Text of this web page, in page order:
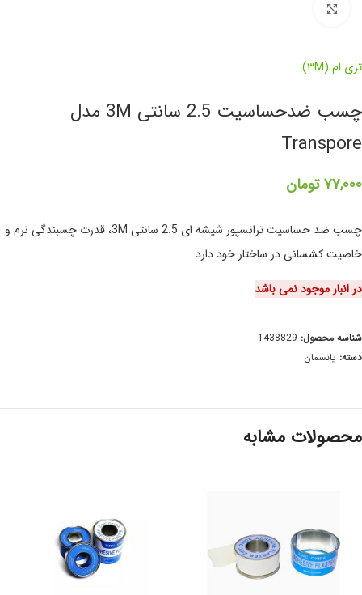
تری ام (۳M)
چسب ضدحساسیت 2.5 سانتی 3M مدل
Transpore
۷۷,۰۰۰ تومان
چسب ضد حساسیت ترانسپور شیشه ای 2.5 سانتی 3M، قدرت چسبندگی نرم و
خاصیت کشسانی در ساختار خود دارد.
در انبار موجود نمی باشد
شناسه محصول: 1438829
دسته: پانسمان
محصولات مشابه